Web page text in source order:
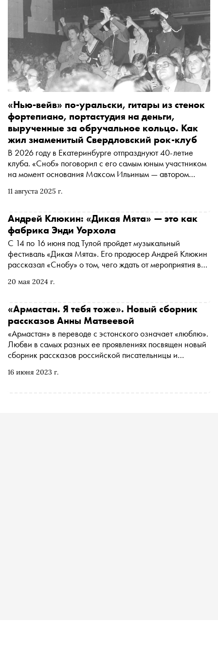
11 августа 2025 г.
«Нью-вейв» по-уральски, гитары из стенок
фортепиано, портастудия на деньги,
вырученные за обручальное кольцо. Как
жил знаменитый Свердловский рок-клуб
В 2026 году в Екатеринбурге отпразднуют 40-летие
клуба. «Сноб» поговорил с его самым юным участником
на момент основания Максом Ильиным — автором
группы «Собаки Качалова». К юбилею клуба Макс
на виниле
20 мая 2024 г.
Андрей Клюкин: «Дикая Мята» — это как
фабрика Энди Уорхола
С 14 по 16 июня под Тулой пройдет музыкальный
фестиваль «Дикая Мята». Его продюсер Андрей Клюкин
рассказал «Снобу» о том, чего ждать от мероприятия в
похоже на подкову, как благодаря «Дикой Мяте» может
Энди Уорхола, и о том, что мешает развиваться
фестивальной культуре в России
16 июня 2023 г.
«Армастан. Я тебя тоже». Новый сборник
рассказов Анны Матвеевой
«Армастан» в переводе с эстонского означает «люблю».
Любви в самых разных ее проявлениях посвящен новый
сборник рассказов российской писательницы и
Елены Шубиной». В издание вошли 11 историй о доме,